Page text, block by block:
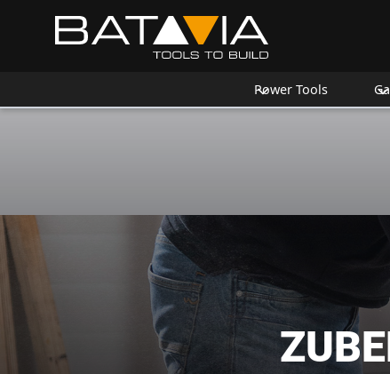
Power Tools